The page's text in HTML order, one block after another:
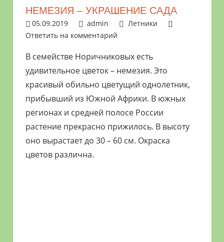
растениями
цветами.
обустройстве
дачного
участка
выращивании
богатого
урожая.
НЕМЕЗИЯ – УКРАШЕНИЕ САДА
05.09.2019 admin
Летники
Ответить на комментарий
В семействе Норичниковых есть
удивительное цветок – немезия. Это
красивый обильно цветущий однолетник,
прибывший из Южной Африки. В южных
регионах и средней полосе России
растение прекрасно прижилось. В высоту
оно вырастает до 30 – 60 см. Окраска
цветов различна.